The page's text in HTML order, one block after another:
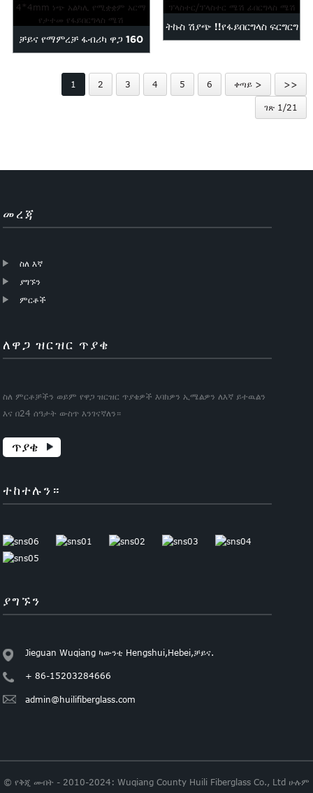
ቻይና የማምረቻ ፋብሪካ ዋጋ 160
ትኩስ ሽያጭ !!የፋይበርግላስ ፍርግርግ
1 2 3 4 5 6 ቀጣይ > >>
ገጽ 1/21
መረጃ
ስለ እኛ
ያግኙን
ምርቶች
ለዋጋ ዝርዝር ጥያቄ
ስለ ምርቶቻችን ወይም የዋጋ ዝርዝር ጥያቄዎች እባክዎን ኢሜልዎን ለእኛ ይተዉልን
እና በ24 ሰዓታት ውስጥ እንገናኛለን።
ጥያቄ
ተከተሉን።
ያግኙን
Jieguan Wuqiang ካውንቲ Hengshui,Hebei,ቻይና.
+ 86-15203284666
admin@huilifiberglass.com
© የቅጂ መብት - 2010-2024: Wuqiang County Huili Fiberglass Co., Ltd ሁሉም